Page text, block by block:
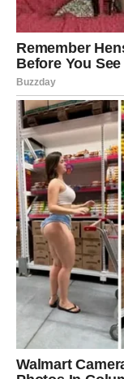
Sedmica počinje
a intuicija
kreativnost,
veruj svom
i toplinu. Početak
biti osetljiv – jer